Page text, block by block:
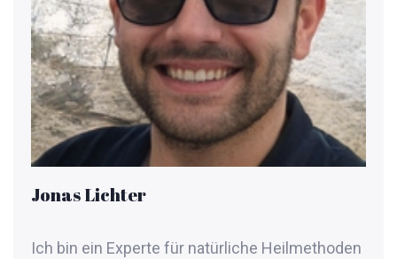
Jonas Lichter
Ich bin ein Experte für natürliche Heilmethoden